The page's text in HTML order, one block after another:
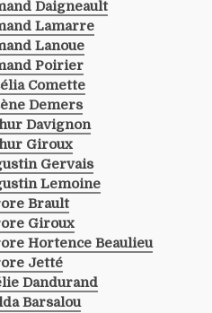
Daigneault
Lamarre
Lanoue
Poirier
Comette
Demers
Davignon
Giroux
Gervais
Lemoine
Brault
Giroux
Hortence Beaulieu
Jetté
Dandurand
Barsalou